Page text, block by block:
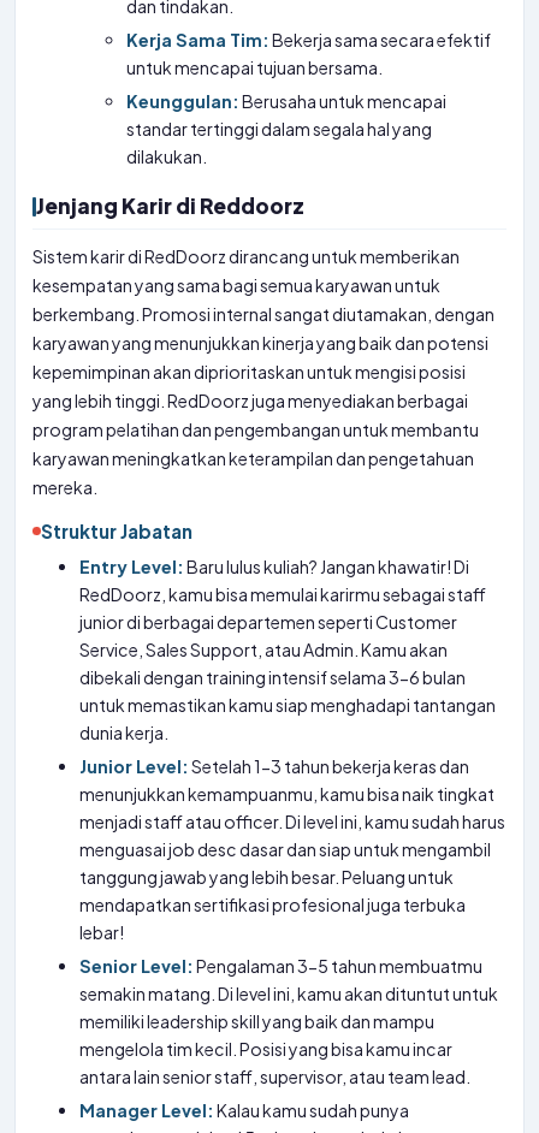
dan tindakan.
Kerja Sama Tim: Bekerja sama secara efektif
untuk mencapai tujuan bersama.
Keunggulan: Berusaha untuk mencapai
standar tertinggi dalam segala hal yang
dilakukan.
Jenjang Karir di Reddoorz
Sistem karir di RedDoorz dirancang untuk memberikan
kesempatan yang sama bagi semua karyawan untuk
berkembang. Promosi internal sangat diutamakan, dengan
karyawan yang menunjukkan kinerja yang baik dan potensi
kepemimpinan akan diprioritaskan untuk mengisi posisi
yang lebih tinggi. RedDoorz juga menyediakan berbagai
program pelatihan dan pengembangan untuk membantu
karyawan meningkatkan keterampilan dan pengetahuan
mereka.
Struktur Jabatan
Entry Level: Baru lulus kuliah? Jangan khawatir! Di
RedDoorz, kamu bisa memulai karirmu sebagai staff
junior di berbagai departemen seperti Customer
Service, Sales Support, atau Admin. Kamu akan
dibekali dengan training intensif selama 3-6 bulan
untuk memastikan kamu siap menghadapi tantangan
dunia kerja.
Junior Level: Setelah 1-3 tahun bekerja keras dan
menunjukkan kemampuanmu, kamu bisa naik tingkat
menjadi staff atau officer. Di level ini, kamu sudah harus
menguasai job desc dasar dan siap untuk mengambil
tanggung jawab yang lebih besar. Peluang untuk
mendapatkan sertifikasi profesional juga terbuka
lebar!
Senior Level: Pengalaman 3-5 tahun membuatmu
semakin matang. Di level ini, kamu akan dituntut untuk
memiliki leadership skill yang baik dan mampu
mengelola tim kecil. Posisi yang bisa kamu incar
antara lain senior staff, supervisor, atau team lead.
Manager Level: Kalau kamu sudah punya